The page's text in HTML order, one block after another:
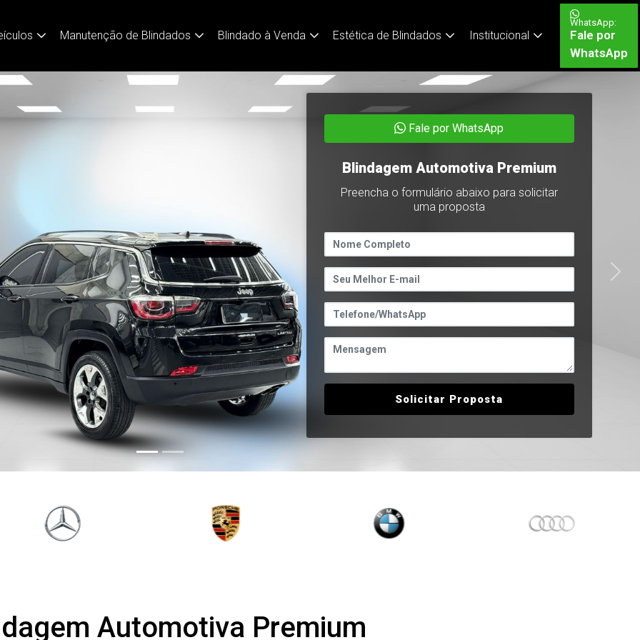
WhatsApp:
Fale por
WhatsApp
Manutenção de Blindados Blindado à Venda Estética de Blindados Institucional
Next
Fale por WhatsApp
Blindagem Automotiva Premium
Preencha o formulário abaixo para solicitar
uma proposta
Solicitar Proposta
Automotiva Premium